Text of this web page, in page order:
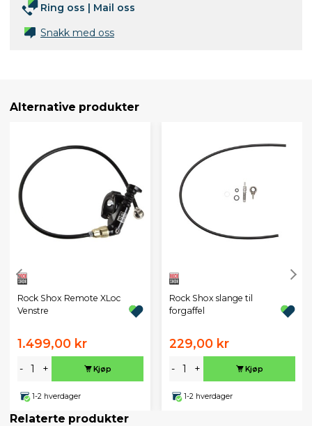
Ring oss | Mail oss
Snakk med oss
Alternative produkter
Rock Shox Remote XLoc
Venstre
1.499,00 kr
- + Kjøp
1-2 hverdager
Rock Shox slange til
forgaffel
229,00 kr
- + Kjøp
1-2 hverdager
Relaterte produkter